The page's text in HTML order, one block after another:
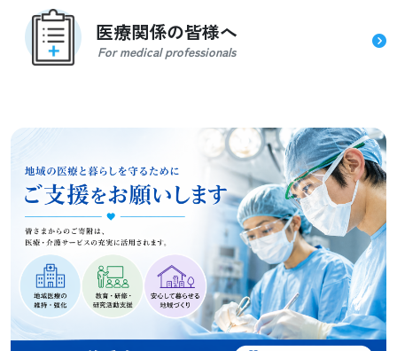
医療関係の皆様へ
For medical professionals